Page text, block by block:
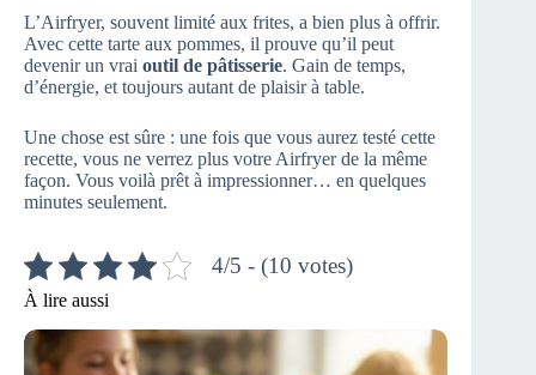
L’Airfryer, souvent limité aux frites, a bien plus à offrir.
Avec cette tarte aux pommes, il prouve qu’il peut
devenir un vrai outil de pâtisserie. Gain de temps,
d’énergie, et toujours autant de plaisir à table.
Une chose est sûre : une fois que vous aurez testé cette
recette, vous ne verrez plus votre Airfryer de la même
façon. Vous voilà prêt à impressionner… en quelques
minutes seulement.
4/5 - (10 votes)
À lire aussi